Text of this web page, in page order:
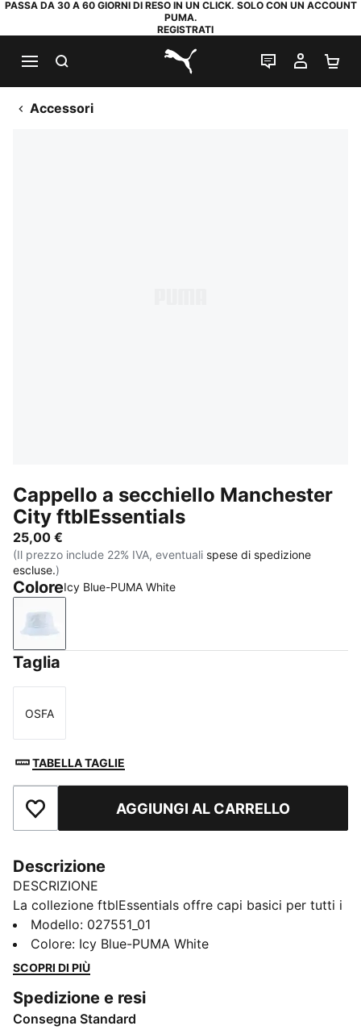
PASSA DA 30 A 60 GIORNI DI RESO IN UN CLICK. SOLO CON UN ACCOUNT
PUMA.
REGISTRATI
PUMA.com
CHAT IL MIO
Accessori
Cappello a secchiello Manchester
City ftblEssentials
25,00 €
(Il prezzo include 22% IVA, eventuali spese di spedizione
escluse.)
ColoreIcy Blue-PUMA White
Icy Blue-PUMA White
Taglia
Taglia
OSFA
TABELLA TAGLIE
Aggiungi ai PreferitiAGGIUNGI AL CARRELLO
Descrizione
DESCRIZIONE
La collezione ftblEssentials offre capi basici per tutti i
giorni con un tocco fresco e moderno. Questo
cappello a secchiello dona un tocco casual al tuo
outfit da giorno di partita ed è impreziosito dallo
DETTAGLI
Progettato per: Lifestyle di PUMA
Modello: 027551_01
Colore: Icy Blue-PUMA White
SCOPRI DI PIÙ
Spedizione e resi
Consegna Standard